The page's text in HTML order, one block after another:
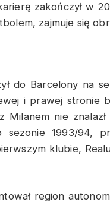
zakończył w
zajmuje się
do Barcelony na
i prawej stronie
Milanem nie
sezonie 1993/94,
klubie,
region